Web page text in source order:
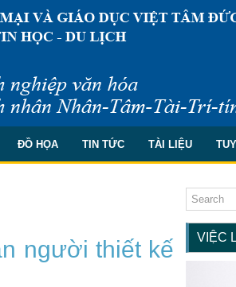
ĐỒ HỌA TIN TỨC TÀI LIỆU
người thiết kế
VIỆC